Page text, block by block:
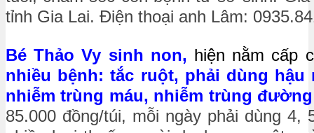
tỉnh Gia Lai. Điện thoại anh Lâm:
Bé Thảo Vy sinh non, hiện nằm cấp
nhiều bệnh: tắc ruột, phải dùng
nhiễm trùng máu, nhiễm trùng
85.000 đồng/túi, mỗi ngày phải dùng